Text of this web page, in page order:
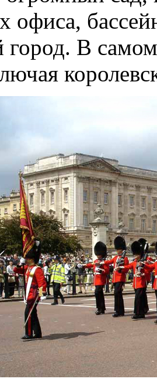
офиса,
город. В